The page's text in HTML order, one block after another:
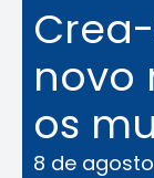
novo
os
8 de